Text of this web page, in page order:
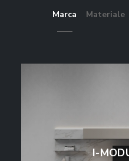
Marca Materiale
I-